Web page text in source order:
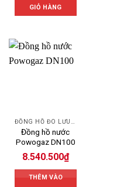
GIỎ HÀNG
ĐỒNG HỒ ĐO LƯU LƯỢNG NƯỚC POWOGAZ
Đồng hồ nước
Powogaz DN100
8.540.500₫
THÊM VÀO